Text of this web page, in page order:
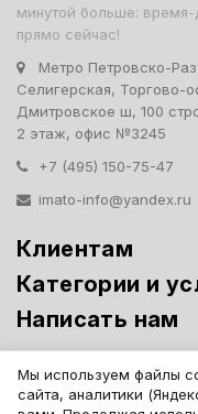
минутой больше: время-
прямо сейчас!
Метро Петровско-
Селигерская, Торгово-
Дмитровское ш, 100
2 этаж, офис №3245
+7 (495) 150-75-47
imato-info@yandex.ru
Клиентам
Категории и
Написать нам
Витрины премиум-класса
IMATO. Интернет
Мы используем файлы
сайта, аналитики